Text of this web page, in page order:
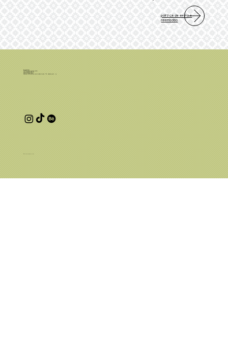
Política de envio e
reembolso
Leia Quadrinhos
46.236.116 LUANA FONSECA CRISTINI
CNPJ: 46.236.116/0001-25
luanafcristini@gmail.com
Endereço comercial: Rua Norma Valério Corrêa, 776, Ribeirão Preto - SP